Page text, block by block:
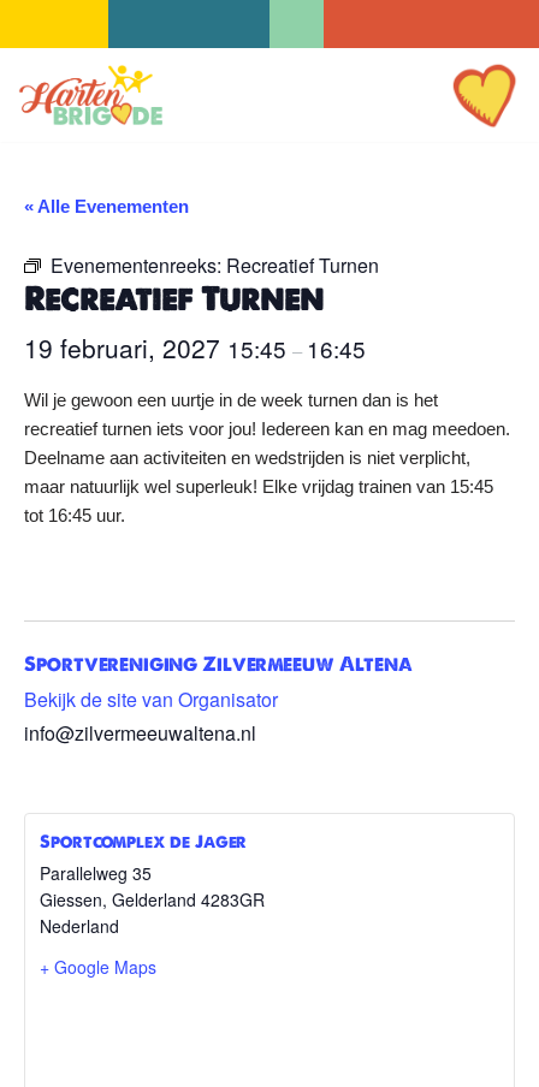
Ga
inhoud
« Alle Evenementen
Evenementenreeks: Recreatief Turnen
Recreatief Turnen
19 februari, 2027 15:45 – 16:45
Wil je gewoon een uurtje in de week turnen dan is het
recreatief turnen iets voor jou! Iedereen kan en mag meedoen.
Deelname aan activiteiten en wedstrijden is niet verplicht,
maar natuurlijk wel superleuk! Elke vrijdag trainen van 15:45
tot 16:45 uur.
Sportvereniging Zilvermeeuw Altena
Bekijk de site van Organisator
info@zilvermeeuwaltena.nl
Sportcomplex de Jager
Parallelweg 35
Giessen, Gelderland 4283GR
Nederland
+ Google Maps